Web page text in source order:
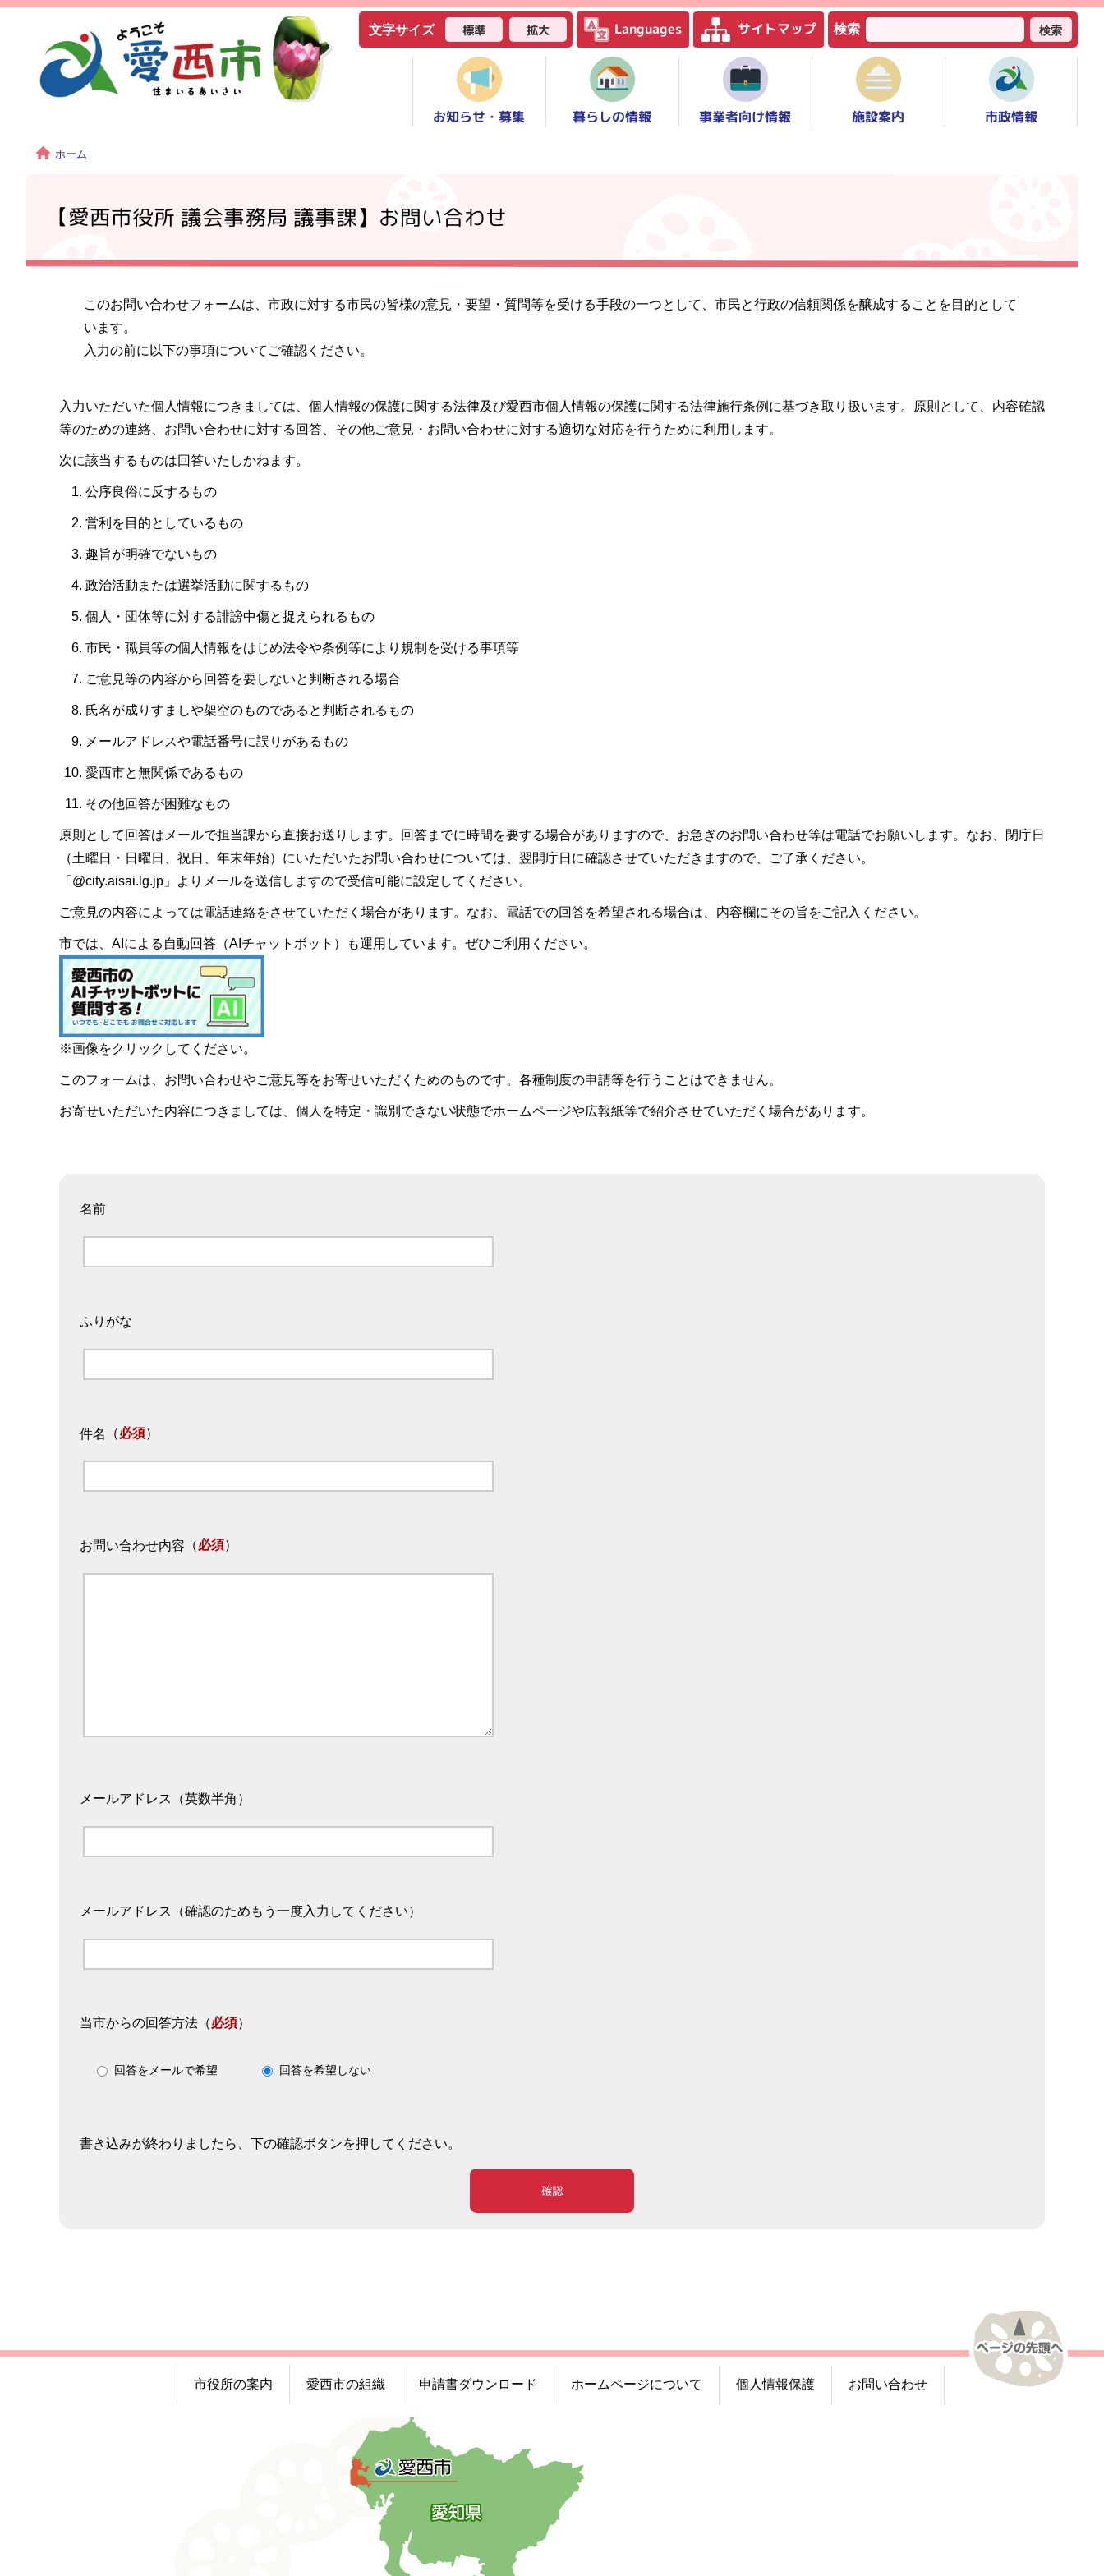
文字サイズ 標準 拡大 Languages サイトマップ 検索 検索
お知らせ・募集 暮らしの情報 事業者向け情報 施設案内 市政情報
ホーム
【愛西市役所 議会事務局 議事課】お問い合わせ
このお問い合わせフォームは、市政に対する市民の皆様の意見・要望・質問等を受ける手段の一つとして、市民と行政の信頼関係を醸成することを目的として
います。
入力の前に以下の事項についてご確認ください。
入力いただいた個人情報につきましては、個人情報の保護に関する法律及び愛西市個人情報の保護に関する法律施行条例に基づき取り扱います。原則として、内容確認
等のための連絡、お問い合わせに対する回答、その他ご意見・お問い合わせに対する適切な対応を行うために利用します。
次に該当するものは回答いたしかねます。
公序良俗に反するもの
営利を目的としているもの
趣旨が明確でないもの
政治活動または選挙活動に関するもの
個人・団体等に対する誹謗中傷と捉えられるもの
市民・職員等の個人情報をはじめ法令や条例等により規制を受ける事項等
ご意見等の内容から回答を要しないと判断される場合
氏名が成りすましや架空のものであると判断されるもの
メールアドレスや電話番号に誤りがあるもの
愛西市と無関係であるもの
その他回答が困難なもの
原則として回答はメールで担当課から直接お送りします。回答までに時間を要する場合がありますので、お急ぎのお問い合わせ等は電話でお願いします。なお、閉庁日
（土曜日・日曜日、祝日、年末年始）にいただいたお問い合わせについては、翌開庁日に確認させていただきますので、ご了承ください。
「@city.aisai.lg.jp」よりメールを送信しますので受信可能に設定してください。
ご意見の内容によっては電話連絡をさせていただく場合があります。なお、電話での回答を希望される場合は、内容欄にその旨をご記入ください。
市では、AIによる自動回答（AIチャットボット）も運用しています。ぜひご利用ください。
※画像をクリックしてください。
このフォームは、お問い合わせやご意見等をお寄せいただくためのものです。各種制度の申請等を行うことはできません。
お寄せいただいた内容につきましては、個人を特定・識別できない状態でホームページや広報紙等で紹介させていただく場合があります。
名前
ふりがな
件名 （必須）
お問い合わせ内容 （必須）
メールアドレス（英数半角）
メールアドレス（確認のためもう一度入力してください）
当市からの回答方法 （必須）
回答をメールで希望 回答を希望しない
書き込みが終わりましたら、下の確認ボタンを押してください。
確認
市役所の案内 愛西市の組織 申請書ダウンロード ホームページについて 個人情報保護 お問い合わせ